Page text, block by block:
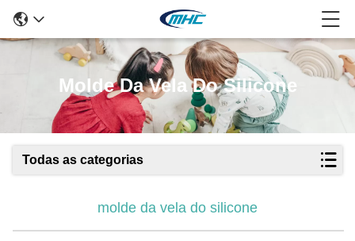
Molde Da Vela Do Silicone
Todas as categorias
molde da vela do silicone